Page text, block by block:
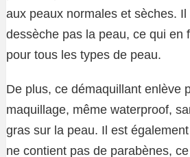
aux peaux normales et sèches.
dessèche pas la peau, ce qui en
pour tous les types de peau.
De plus, ce démaquillant enlève
maquillage, même waterproof,
gras sur la peau. Il est
ne contient pas de parabènes,